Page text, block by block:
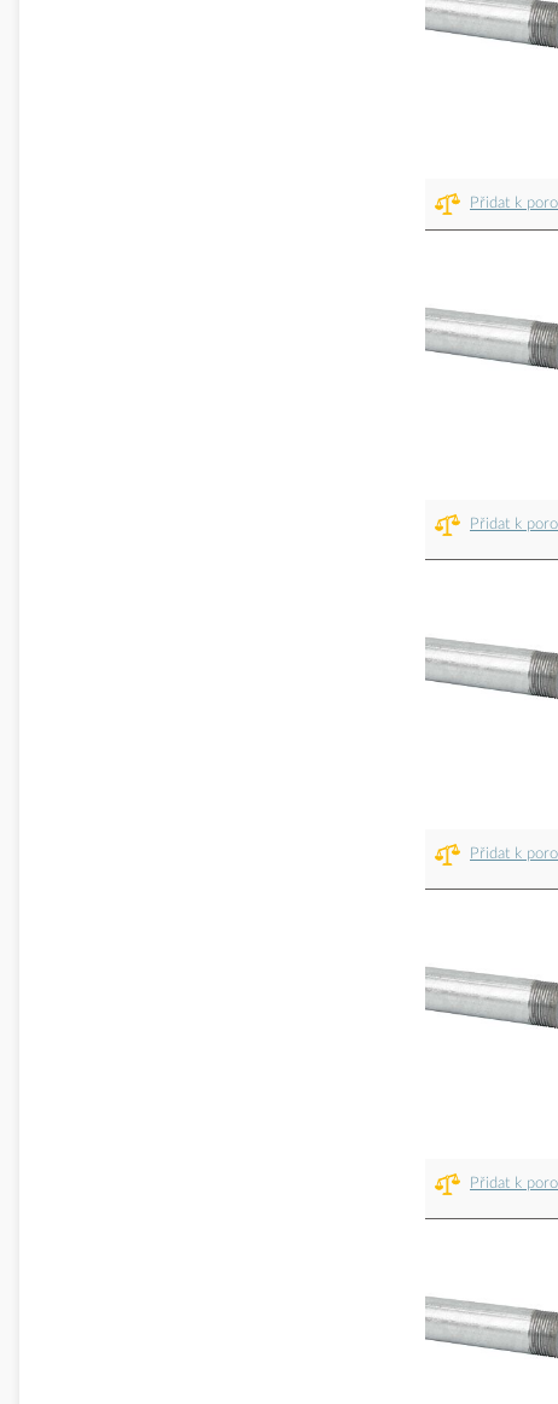
Přidat k
Přidat k
Přidat k
Přidat k